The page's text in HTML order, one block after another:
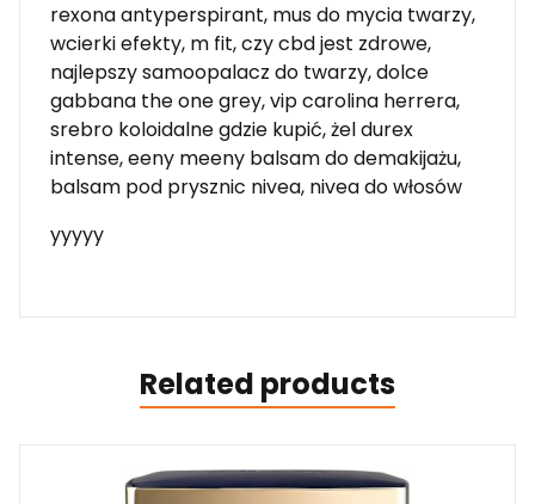
rexona antyperspirant, mus do mycia twarzy,
wcierki efekty, m fit, czy cbd jest zdrowe,
najlepszy samoopalacz do twarzy, dolce
gabbana the one grey, vip carolina herrera,
srebro koloidalne gdzie kupić, żel durex
intense, eeny meeny balsam do demakijażu,
balsam pod prysznic nivea, nivea do włosów
yyyyy
Related products